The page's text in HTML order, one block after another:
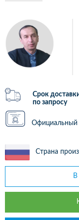
Срок
по запросу
Официальный
Страна